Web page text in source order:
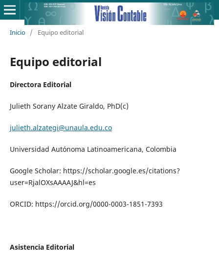
Inicio / Equipo editorial
Equipo editorial
Directora Editorial
Julieth Sorany Alzate Giraldo, PhD(c)
julieth.alzategi@unaula.edu.co
Universidad Autónoma Latinoamericana, Colombia
Google Scholar: https://scholar.google.es/citations?
user=RjalOXsAAAAJ&hl=es
ORCID: https://orcid.org/0000-0003-1851-7393
Asistencia Editorial